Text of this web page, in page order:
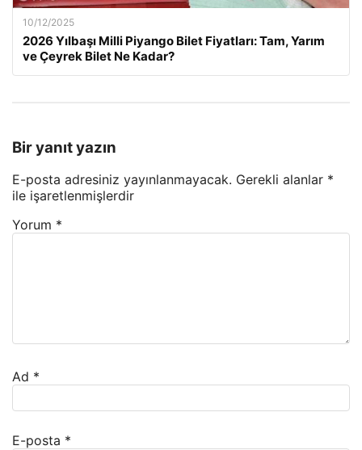
10/12/2025
2026 Yılbaşı Milli Piyango Bilet Fiyatları: Tam, Yarım
ve Çeyrek Bilet Ne Kadar?
Bir yanıt yazın
E-posta adresiniz yayınlanmayacak. Gerekli alanlar *
ile işaretlenmişlerdir
Yorum *
Ad *
E-posta *